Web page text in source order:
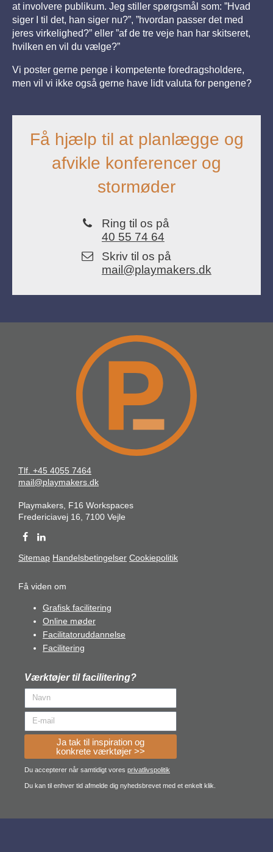
at involvere publikum. Jeg stiller spørgsmål som: ”Hvad
siger I til det, han siger nu?”, ”hvordan passer det med
jeres virkelighed?” eller ”af de tre veje han har skitseret,
hvilken en vil du vælge?”
Vi poster gerne penge i kompetente foredragsholdere,
men vil vi ikke også gerne have lidt valuta for pengene?
Få hjælp til at planlægge og
afvikle konferencer og
stormøder
Ring til os på
40 55 74 64
Skriv til os på
mail@playmakers.dk
Tlf. +45 4055 7464
mail@playmakers.dk
Playmakers, F16 Workspaces
Fredericiavej 16, 7100 Vejle
Sitemap Handelsbetingelser Cookiepolitik
Få viden om
Grafisk facilitering
Online møder
Facilitatoruddannelse
Facilitering
Værktøjer til facilitering?
Ja tak til inspiration og
konkrete værktøjer >>
Du accepterer når samtidigt vores privatlivspolitik
Du kan til enhver tid afmelde dig nyhedsbrevet med et enkelt klik.